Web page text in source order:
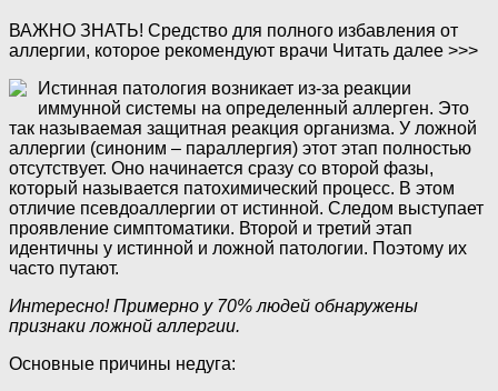
ВАЖНО ЗНАТЬ! Средство для полного избавления от
аллергии, которое рекомендуют врачи Читать далее >>>
Истинная патология возникает из-за реакции
иммунной системы на определенный аллерген. Это
так называемая защитная реакция организма. У ложной
аллергии (синоним – параллергия) этот этап полностью
отсутствует. Оно начинается сразу со второй фазы,
который называется патохимический процесс. В этом
отличие псевдоаллергии от истинной. Следом выступает
проявление симптоматики. Второй и третий этап
идентичны у истинной и ложной патологии. Поэтому их
часто путают.
Интересно! Примерно у 70% людей обнаружены
признаки ложной аллергии.
Основные причины недуга: